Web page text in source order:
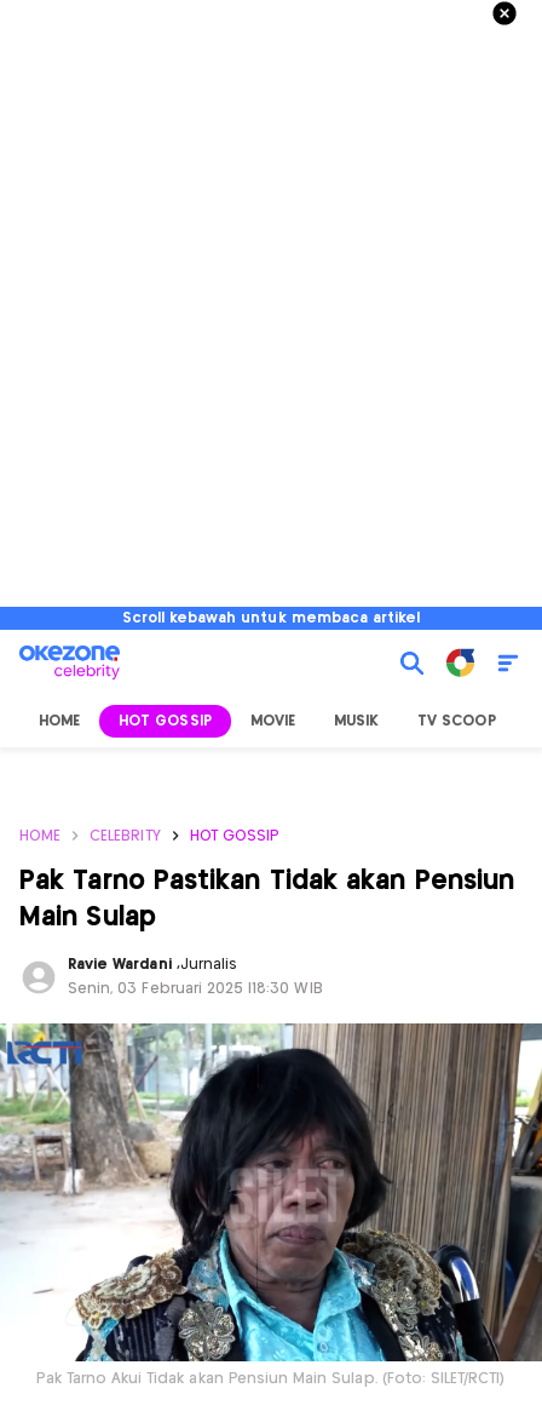
Scroll kebawah untuk membaca artikel
HOME HOT GOSSIP MOVIE MUSIK TV SCOOP
HOME CELEBRITY HOT GOSSIP
Pak Tarno Pastikan Tidak akan Pensiun
Main Sulap
Ravie Wardani ,Jurnalis
Senin, 03 Februari 2025 |18:30 WIB
Pak Tarno Akui Tidak akan Pensiun Main Sulap. (Foto: SILET/RCTI)